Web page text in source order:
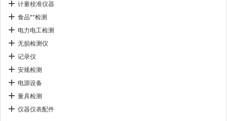
计量校准仪器
食品**检测
电力电工检测
无损检测仪
记录仪
安规检测
电源设备
量具检测
仪器仪表配件